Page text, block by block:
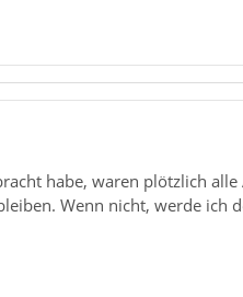
habe, waren plötzlich
Wenn nicht, werde ich